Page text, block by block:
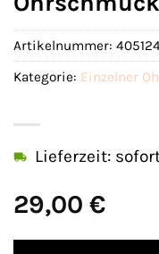
29,00 €
Lieferzeit:
Artikelnummer:
Kategorie: Einzelner